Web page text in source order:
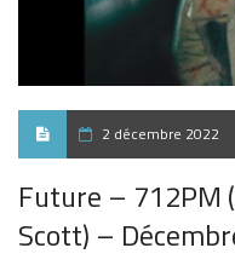
2 décembre 2022
Future – 712PM
Scott) –